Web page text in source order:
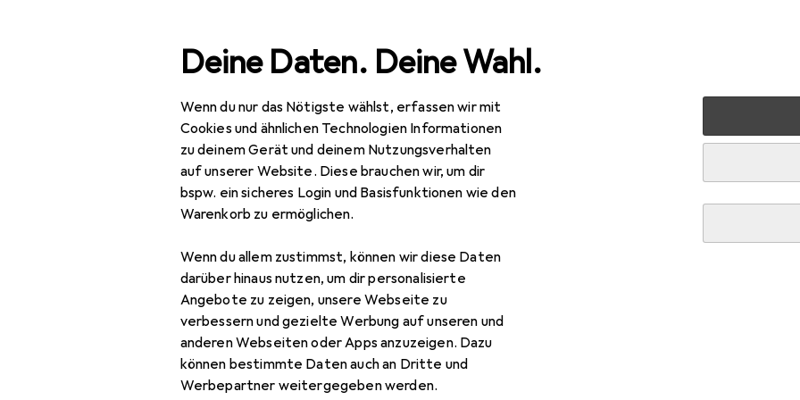
Deine Daten. Deine Wahl.
Wenn du nur das Nötigste wählst, erfassen wir mit
Cookies und ähnlichen Technologien Informationen
zu deinem Gerät und deinem Nutzungsverhalten
auf unserer Website. Diese brauchen wir, um dir
bspw. ein sicheres Login und Basisfunktionen wie den
Warenkorb zu ermöglichen.
Wenn du allem zustimmst, können wir diese Daten
darüber hinaus nutzen, um dir personalisierte
Angebote zu zeigen, unsere Webseite zu
verbessern und gezielte Werbung auf unseren und
anderen Webseiten oder Apps anzuzeigen. Dazu
können bestimmte Daten auch an Dritte und
Werbepartner weitergegeben werden.
Navigation nach Kategorien Gesamtsortiment IT + Multimedia Netzwerk
EUR
834,24
Roline19-Zoll Netzwerkschrank Pro 36 HE
36 HE, 19 Zoll Rack